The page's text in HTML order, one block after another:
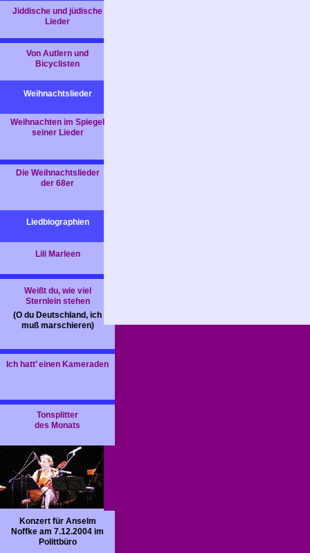
Jiddische und jüdische
Lieder
Von Autlern und
Bicyclisten
Weihnachtslieder
Weihnachten im Spiegel
seiner Lieder
Die Weihnachtslieder
der 68er
Liedbiographien
Lili Marleen
Weißt du, wie viel
Sternlein stehen
(O du Deutschland, ich
muß marschieren)
Ich hatt’ einen Kameraden
Tonsplitter
des Monats
Konzert für Anselm
Noffke am 7.12.2004 im
Polittbüro